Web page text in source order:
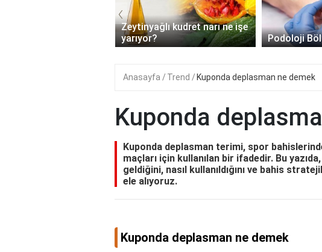
Zeytinyağlı kudret narı ne işe
yarıyor?
Podoloji
‹
Anasayfa Trend Kuponda deplasman ne demek
Kuponda
Kuponda deplasman terimi, spor
maçları için kullanılan bir ifadedir. Bu
geldiğini, nasıl kullanıldığını ve bahis
ele alıyoruz.
Kuponda deplasman ne demek